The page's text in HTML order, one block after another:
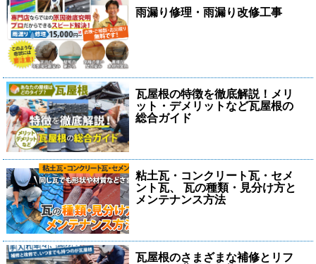
雨漏り修理・雨漏り改修工事
瓦屋根の特徴を徹底解説！メリ
ット・デメリットなど瓦屋根の
総合ガイド
粘土瓦・コンクリート瓦・セメ
ント瓦、 瓦の種類・見分け方と
メンテナンス方法
瓦屋根のさまざまな補修とリフ